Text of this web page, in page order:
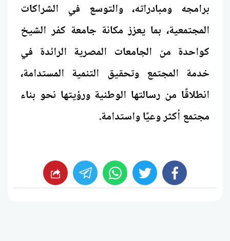
برامجه ومبادراته، والتوسع في الشراكات
المجتمعية، بما يعزز مكانة جامعة كفر الشيخ
كواحدة من الجامعات المصرية الرائدة في
خدمة المجتمع وتحقيق التنمية المستدامة،
انطلاقًا من رسالتها الوطنية ورؤيتها نحو بناء
مجتمع أكثر وعيًا واستدامة.
facebook
twitter
whats شارك